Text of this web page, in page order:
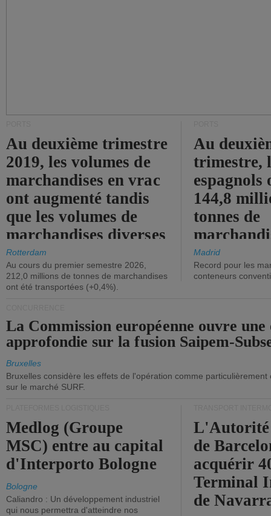
Au deuxième trimestre
2019, les volumes de
marchandises en vrac
ont augmenté tandis
que les volumes de
marchandises diverses
ont diminué.
Rotterdam
Au cours du premier semestre 2026,
212,0 millions de tonnes de marchandises
ont été transportées (+0,4%).
Au
trimestre,
144,8
tonnes de
(+2,9%).
Madrid
Record pour les
conteneurs
La Commission européenne ouvre une
approfondie sur la fusion Saipem-
Bruxelles
Bruxelles considère les effets de l'opération comme
sur le marché SURF.
Medlog (Groupe
MSC) entre au capital
d'Interporto Bologne
Bologne
Caliandro : Un développement industriel
qui nous permettra d'atteindre nos
de
acquérir
Terminal
de